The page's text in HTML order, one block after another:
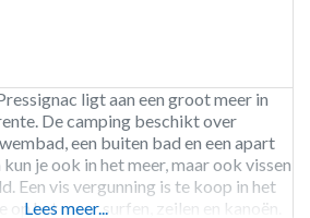
ligt aan een groot meer in
De camping beschikt over
een buiten bad en een apart
je ook in het meer, maar ook vissen
Een vis vergunning is te koop in het
op het meer surfen, zeilen en kanoën.
Lees meer...